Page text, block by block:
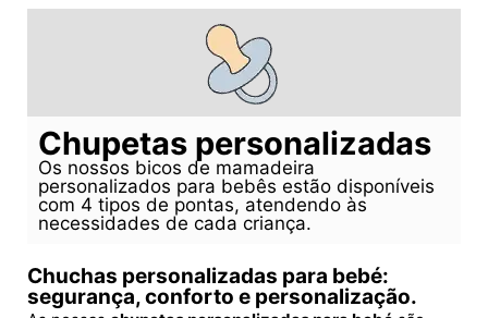
Chupetas personalizadas
Os nossos bicos de mamadeira
personalizados para bebês estão disponíveis
com 4 tipos de pontas, atendendo às
necessidades de cada criança.
Chuchas personalizadas para bebé:
segurança, conforto e personalização.